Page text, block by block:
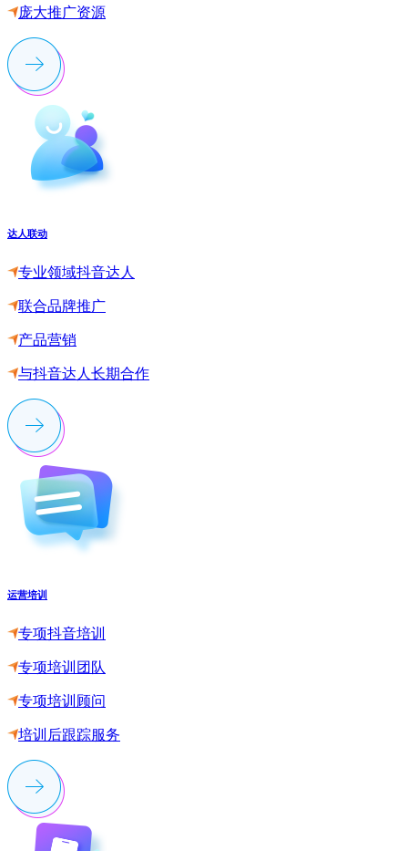
庞大推广资源
达人联动
专业领域抖音达人
联合品牌推广
产品营销
与抖音达人长期合作
运营培训
专项抖音培训
专项培训团队
专项培训顾问
培训后跟踪服务